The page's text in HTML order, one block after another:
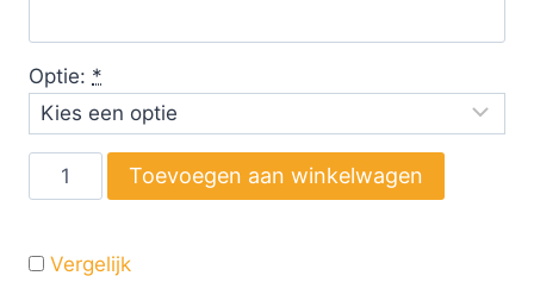
Optie: *
Toevoegen aan winkelwagen
Vergelijk